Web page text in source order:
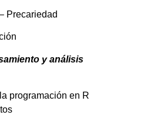
Precariedad
y análisis
programación en R